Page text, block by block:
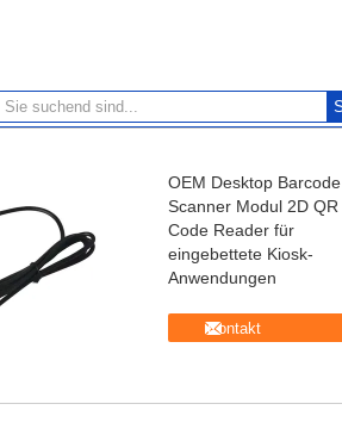
OEM Desktop Barcode
Scanner Modul 2D QR
Code Reader für
eingebettete Kiosk-
Anwendungen
Kontakt